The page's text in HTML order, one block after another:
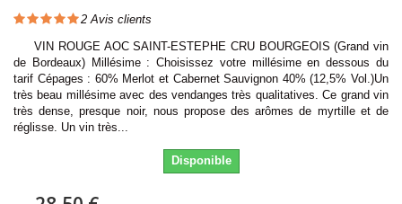
2 Avis clients
VIN ROUGE AOC SAINT-ESTEPHE CRU BOURGEOIS (Grand vin
de Bordeaux) Millésime : Choisissez votre millésime en dessous du
tarif Cépages : 60% Merlot et Cabernet Sauvignon 40% (12,5% Vol.)Un
très beau millésime avec des vendanges très qualitatives. Ce grand vin
très dense, presque noir, nous propose des arômes de myrtille et de
réglisse. Un vin très...
Disponible